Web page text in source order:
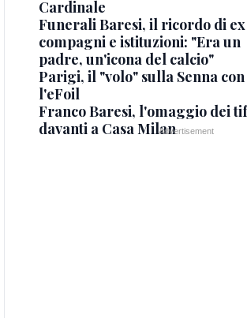
Cardinale
Funerali Baresi, il ricordo di ex
compagni e istituzioni: "Era un
padre, un'icona del calcio"
Parigi, il "volo" sulla Senna con
l'eFoil
Franco Baresi, l'omaggio dei
davanti a Casa Milan